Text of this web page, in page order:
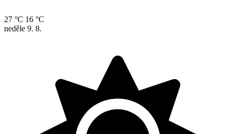
27 °C 16 °C
neděle 9. 8.